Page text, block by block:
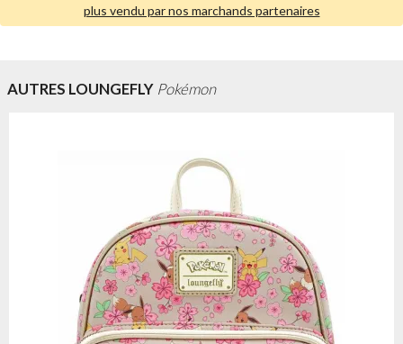
plus vendu par nos marchands partenaires
AUTRES LOUNGEFLY Pokémon